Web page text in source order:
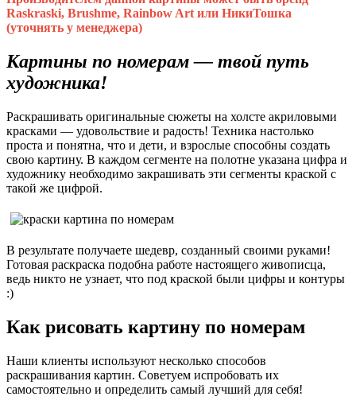
Raskraski, Brushme, Rainbow Art или НикиТошка
(уточнять у менеджера)
Картины по номерам — твой путь
художника!
Раскрашивать оригинальные сюжеты на холсте акриловыми
красками — удовольствие и радость! Техника настолько
проста и понятна, что и дети, и взрослые способны создать
свою картину. В каждом сегменте на полотне указана цифра и
художнику необходимо закрашивать эти сегменты краской с
такой же цифрой.
В результате получаете шедевр, созданный своими руками!
Готовая раскраска подобна работе настоящего живописца,
ведь никто не узнает, что под краской были цифры и контуры
:)
Как рисовать картину по номерам
Наши клиенты используют несколько способов
раскрашивания картин. Советуем испробовать их
самостоятельно и определить самый лучший для себя!